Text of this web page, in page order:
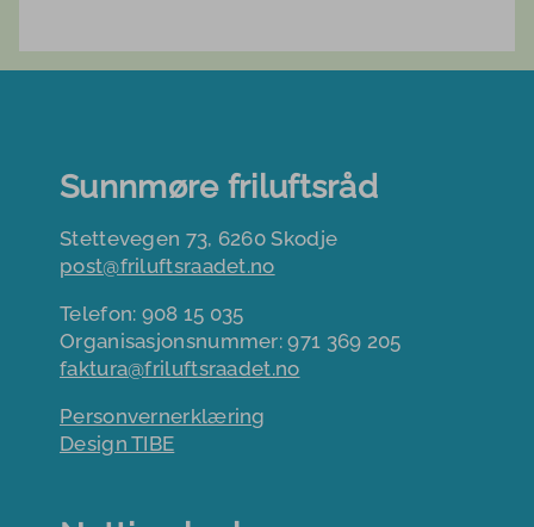
Sunnmøre friluftsråd
Stettevegen 73, 6260 Skodje
post@friluftsraadet.no
Telefon: 908 15 035
Organisasjonsnummer: 971 369 205
faktura@friluftsraadet.no
Personvernerklæring
Design TIBE